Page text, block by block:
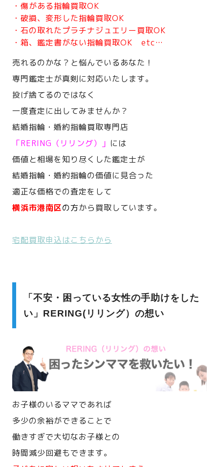
・傷がある指輪買取OK
・破損、変形した指輪買取OK
・石の取れたプラチナジュエリー買取OK
・箱、鑑定書がない指輪買取OK etc…
売れるのかな？と悩んでいるあなた！
専門鑑定士が真剣に対応いたします。
投げ捨てるのではなく
一度査定に出してみませんか？
結婚指輪・婚約指輪買取専門店
「RERING（リリング）」 には
価値と相場を知り尽くした鑑定士が
結婚指輪・婚約指輪の価値に見合った
適正な価格での査定をして
横浜市港南区の方から買取しています。
宅配買取申込はこちらから
「不安・困っている女性の手助けをした
い」RERING(リリング）の想い
お子様のいるママであれば
多少の余裕ができることで
働きすぎで大切なお子様との
時間減少回避もできます。